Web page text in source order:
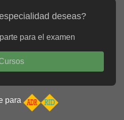
deseas?
para el examen
para